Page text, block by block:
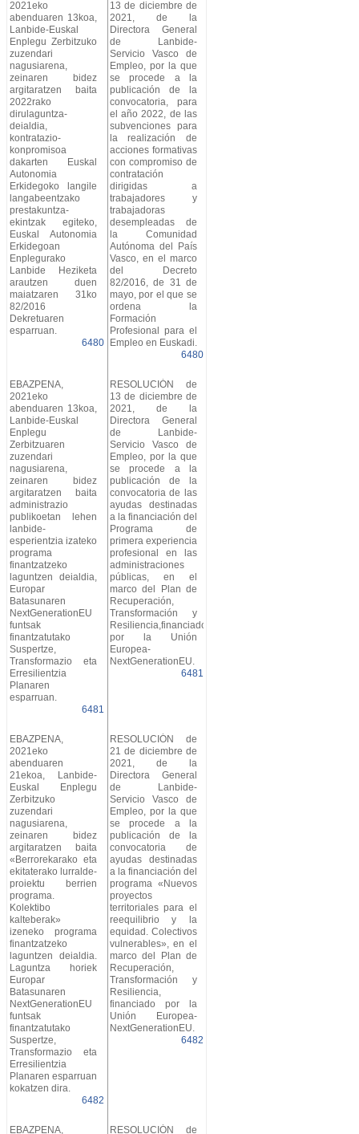
2021eko
abenduaren 13koa,
Lanbide-Euskal
Enplegu Zerbitzuko
zuzendari
nagusiarena,
zeinaren bidez
argitaratzen baita
2022rako
dirulaguntza-
deialdia,
kontratazio-
konpromisoa
dakarten Euskal
Autonomia
Erkidegoko langile
langabeentzako
prestakuntza-
ekintzak egiteko,
Euskal Autonomia
Erkidegoan
Enplegurako
Lanbide Heziketa
arautzen duen
maiatzaren 31ko
82/2016
Dekretuaren
esparruan.
6480
13 de diciembre de
2021, de la
Directora General
de Lanbide-
Servicio Vasco de
Empleo, por la que
se procede a la
publicación de la
convocatoria, para
el año 2022, de las
subvenciones para
la realización de
acciones formativas
con compromiso de
contratación
dirigidas a
trabajadores y
trabajadoras
desempleadas de
la Comunidad
Autónoma del País
Vasco, en el marco
del Decreto
82/2016, de 31 de
mayo, por el que se
ordena la
Formación
Profesional para el
Empleo en Euskadi.
6480
EBAZPENA,
2021eko
abenduaren 13koa,
Lanbide-Euskal
Enplegu
Zerbitzuaren
zuzendari
nagusiarena,
zeinaren bidez
argitaratzen baita
administrazio
publikoetan lehen
lanbide-
esperientzia izateko
programa
finantzatzeko
laguntzen deialdia,
Europar
Batasunaren
NextGenerationEU
funtsak
finantzatutako
Suspertze,
Transformazio eta
Erresilientzia
Planaren
esparruan.
6481
RESOLUCIÓN de
13 de diciembre de
2021, de la
Directora General
de Lanbide-
Servicio Vasco de
Empleo, por la que
se procede a la
publicación de la
convocatoria de las
ayudas destinadas
a la financiación del
Programa de
primera experiencia
profesional en las
administraciones
públicas, en el
marco del Plan de
Recuperación,
Transformación y
Resiliencia,financiado
por la Unión
Europea-
NextGenerationEU.
6481
EBAZPENA,
2021eko
abenduaren
21ekoa, Lanbide-
Euskal Enplegu
Zerbitzuko
zuzendari
nagusiarena,
zeinaren bidez
argitaratzen baita
«Berrorekarako eta
ekitaterako lurralde-
proiektu berrien
programa.
Kolektibo
kalteberak»
izeneko programa
finantzatzeko
laguntzen deialdia.
Laguntza horiek
Europar
Batasunaren
NextGenerationEU
funtsak
finantzatutako
Suspertze,
Transformazio eta
Erresilientzia
Planaren esparruan
kokatzen dira.
6482
RESOLUCIÓN de
21 de diciembre de
2021, de la
Directora General
de Lanbide-
Servicio Vasco de
Empleo, por la que
se procede a la
publicación de la
convocatoria de
ayudas destinadas
a la financiación del
programa «Nuevos
proyectos
territoriales para el
reequilibrio y la
equidad. Colectivos
vulnerables», en el
marco del Plan de
Recuperación,
Transformación y
Resiliencia,
financiado por la
Unión Europea-
NextGenerationEU.
6482
EBAZPENA,
RESOLUCIÓN de